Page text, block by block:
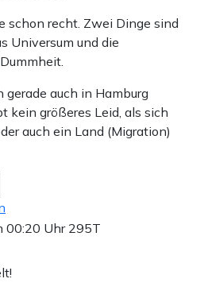
schon recht. Zwei Dinge sind
Universum und die
gerade auch in Hamburg
kein größeres Leid, als sich
auch ein Land (Migration)
00:20 Uhr 295T